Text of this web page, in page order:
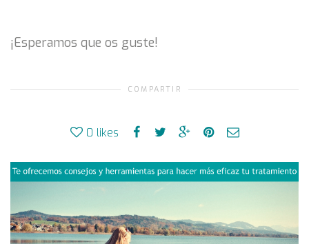
¡Esperamos que os guste!
COMPARTIR
0 likes